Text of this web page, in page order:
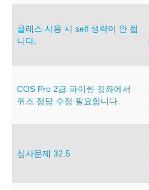
클래스 사용 시 self 생략이 안 됩
니다.
COS Pro 2급 파이썬 강좌에서
퀴즈 정답 수정 필요합니다.
심사문제 32.5